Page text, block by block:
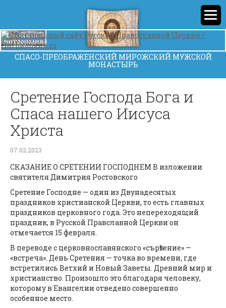
СПАСО-ПРЕОБРАЖЕНСКИЙ МИРОЖСКИЙ МУЖСКОЙ
МОНАСТЫРЬ
Сретение Господа Бога и
Спаса нашего Иисуса
Христа
07.02.2023
СКАЗАНИЕ О СРЕТЕНИИ ГОСПОДНЕМ В изложении
святителя Димитрия Ростовского
Сретение Господне — один из Двунадесятых
праздников христианской Церкви, то есть главных
праздников церковного года. Это непереходящий
праздник, в Русской Правславной Церкви он
отмечается 15 февраля.
В переводе с церковнославянского «сърѣтение» —
«встреча». День Сретения — точка во времени, где
встретились Ветхий и Новый Заветы. Древний мир и
христианство. Произошло это благодаря человеку,
которому в Евангелии отведено совершенно
особенное место.